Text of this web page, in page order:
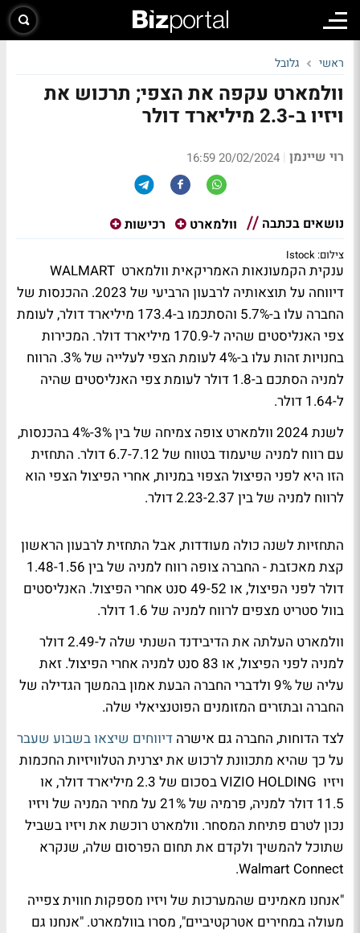
ראשי גלובל
וולמארט עקפה את הצפי; תרכוש את
ויזיו ב-2.3 מיליארד דולר
רוי שיינמן |
20/02/2024 16:59
נושאים בכתבה וולמארט רכישות
צילום: Istock
ענקית הקמעונאות האמריקאית וולמארט WALMART
דיווחה על תוצאותיה לרבעון הרביעי של 2023. ההכנסות של
החברה עלו ב-5.7% והסתכמו ב-173.4 מיליארד דולר, לעומת
צפי האנליסטים שהיה ל-170.9 מיליארד דולר. המכירות
בחנויות זהות עלו ב-4% לעומת הצפי לעלייה של 3%. הרווח
למניה הסתכם ב-1.8 דולר לעומת צפי האנליסטים שהיה
ל-1.64 דולר.
לשנת 2024 וולמארט צופה צמיחה של בין 3%-4% בהכנסות,
עם רווח למניה שיעמוד בטווח של 6.7-7.12 דולר. התחזית
הזו היא לפני הפיצול הצפוי במניות, אחרי הפיצול הצפי הוא
לרווח למניה של בין 2.23-2.37 דולר.
התחזיות לשנה כולה מעודדות, אבל התחזית לרבעון הראשון
קצת מאכזבת - החברה צופה רווח למניה של בין 1.48-1.56
דולר לפני הפיצול, או 49-52 סנט אחרי הפיצול. האנליסטים
בוול סטריט מצפים לרווח למניה של 1.6 דולר.
וולמארט העלתה את הדיבידנד השנתי שלה ל-2.49 דולר
למניה לפני הפיצול, או 83 סנט למניה אחרי הפיצול. זאת
עליה של 9% ולדברי החברה הבעת אמון בהמשך הגדילה של
החברה ובתזרים המזומנים הפוטנציאלי שלה.
לצד הדוחות, החברה גם אישרה דיווחים שיצאו בשבוע שעבר
על כך שהיא מתכוונת לרכוש את יצרנית הטלוויזיות החכמות
ויזיו VIZIO HOLDING בסכום של 2.3 מיליארד דולר, או
11.5 דולר למניה, פרמיה של 21% על מחיר המניה של ויזיו
נכון לטרם פתיחת המסחר. וולמארט רוכשת את ויזיו בשביל
שתוכל להמשיך ולקדם את תחום הפרסום שלה, שנקרא
Walmart Connect.
"אנחנו מאמינים שהמערכות של ויזיו מספקות חווית צפייה
מעולה במחירים אטרקטיביים", מסרו בוולמארט. "אנחנו גם